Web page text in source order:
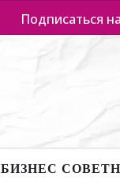
Подписаться
БИЗНЕС